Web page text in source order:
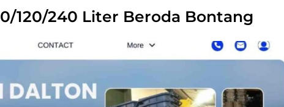
120/240 Liter Beroda Bontang